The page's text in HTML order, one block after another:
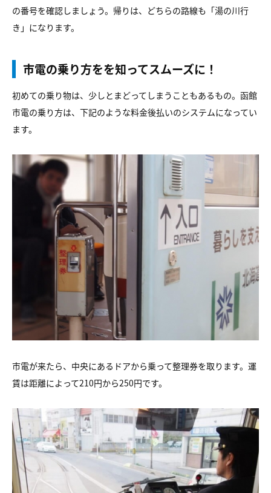
の番号を確認しましょう。帰りは、どちらの路線も「湯の川行
き」になります。
市電の乗り方をを知ってスムーズに！
初めての乗り物は、少しとまどってしまうこともあるもの。函館
市電の乗り方は、下記のような料金後払いのシステムになってい
ます。
市電が来たら、中央にあるドアから乗って整理券を取ります。運
賃は距離によって210円から250円です。